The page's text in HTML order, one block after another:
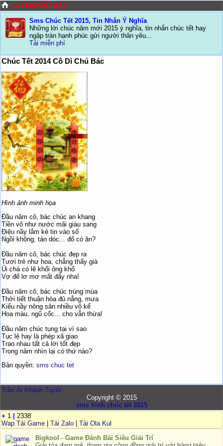
SmsTet2015.Yn.Lt
Sms Chúc Tết 2015, Tin Nhắn Ý Nghĩa
Những lời chúc năm mới 2015 ý nghĩa, tin nhắn chúc tết hay
ngập tràn hạnh phúc gửi người thân yêu...
Tải miễn phí
Chúc Tết 2014 Cô Dì Chú Bác
Hình ảnh minh họa
Đầu năm cô, bác chúc an khang
Tiền vô như nước mãi giàu sang
Điệu nầy lắm kẻ tin vào số
Ngồi không, tán dóc... đố có ăn?
Đầu năm cô, bác chúc đẹp ra
Tươi trẻ như hoa, chẳng thấy già
Úi chà có lẽ khối ông khổ
Vợ để lơ mơ mất đấy nha!
Đầu năm cô, bác chúc trúng mùa
Thời tiết thuận hòa đủ nắng, mưa
Kiểu nầy nông sản nhiều vô kể
Hoa màu, ngũ cốc... cho vẫn thừa!
Đầu năm chúc tụng tại vì sao
Tục lệ hay là phép xã giao
Trao nhau tất cả lời tốt đẹp
Trong năm nhìn lại có thứ nào?
Bản quyền: sms chuc tet
Trần Ái Khánh Tuyết
Copyright © 2015
sms hình chúc tết 2015
+ 1
2338
Wap Tải Game
Tải Zalo
Tải Ola Kul
Bigkool - Game Đánh Bài Siêu Giải Trí